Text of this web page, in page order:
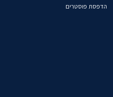
הדפסת פוסטרים